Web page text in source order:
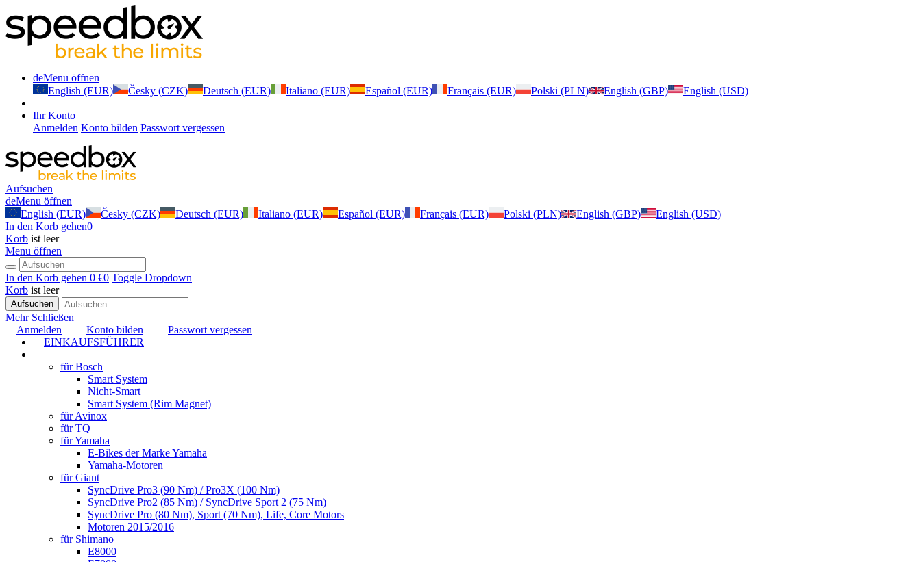
deMenu öffnen
English (EUR)
Česky (CZK) Deutsch (EUR) Italiano (EUR) Español (EUR) Français (EUR) Polski (PLN) English (GBP) English (USD)
Ihr Konto
Anmelden Konto bilden Passwort vergessen
Aufsuchen
deMenu öffnen
English (EUR)
Česky (CZK) Deutsch (EUR) Italiano (EUR) Español (EUR) Français (EUR) Polski (PLN) English (GBP)
English (USD)
In den Korb gehen0
Korb ist leer
Menu öffnen
In den Korb gehen 0 €0 Toggle Dropdown
Korb ist leer
Aufsuchen
Mehr Schließen
Anmelden
Konto bilden
Passwort vergessen
EINKAUFSFÜHRER
für Bosch
Smart System
Nicht-Smart
Smart System (Rim Magnet)
für Avinox
für TQ
für Yamaha
E-Bikes der Marke Yamaha
Yamaha-Motoren
für Giant
SyncDrive Pro3 (90 Nm) / Pro3X (100 Nm)
SyncDrive Pro2 (85 Nm) / SyncDrive Sport 2 (75 Nm)
SyncDrive Pro (80 Nm), Sport (70 Nm), Life, Core Motors
Motoren 2015/2016
für Shimano
E8000